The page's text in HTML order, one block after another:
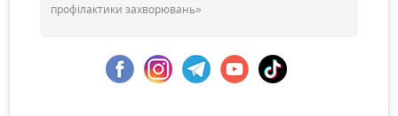
профілактики захворювань»